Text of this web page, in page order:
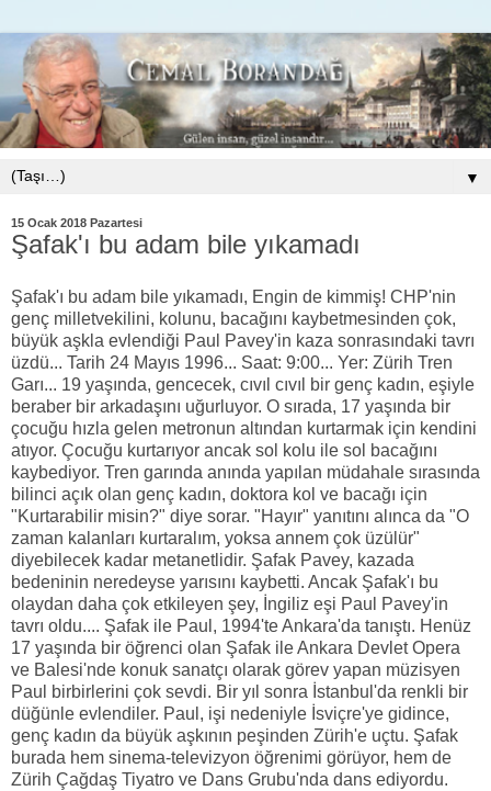
▼
15 Ocak 2018 Pazartesi
Şafak'ı bu adam bile yıkamadı
Şafak'ı bu adam bile yıkamadı, Engin de kimmiş! CHP'nin
genç milletvekilini, kolunu, bacağını kaybetmesinden çok,
büyük aşkla evlendiği Paul Pavey'in kaza sonrasındaki tavrı
üzdü... Tarih 24 Mayıs 1996... Saat: 9:00... Yer: Zürih Tren
Garı... 19 yaşında, gencecek, cıvıl cıvıl bir genç kadın, eşiyle
beraber bir arkadaşını uğurluyor. O sırada, 17 yaşında bir
çocuğu hızla gelen metronun altından kurtarmak için kendini
atıyor. Çocuğu kurtarıyor ancak sol kolu ile sol bacağını
kaybediyor. Tren garında anında yapılan müdahale sırasında
bilinci açık olan genç kadın, doktora kol ve bacağı için
"Kurtarabilir misin?" diye sorar. "Hayır" yanıtını alınca da "O
zaman kalanları kurtaralım, yoksa annem çok üzülür"
diyebilecek kadar metanetlidir. Şafak Pavey, kazada
bedeninin neredeyse yarısını kaybetti. Ancak Şafak'ı bu
olaydan daha çok etkileyen şey, İngiliz eşi Paul Pavey'in
tavrı oldu.... Şafak ile Paul, 1994'te Ankara'da tanıştı. Henüz
17 yaşında bir öğrenci olan Şafak ile Ankara Devlet Opera
ve Balesi'nde konuk sanatçı olarak görev yapan müzisyen
Paul birbirlerini çok sevdi. Bir yıl sonra İstanbul'da renkli bir
düğünle evlendiler. Paul, işi nedeniyle İsviçre'ye gidince,
genç kadın da büyük aşkının peşinden Zürih'e uçtu. Şafak
burada hem sinema-televizyon öğrenimi görüyor, hem de
Zürih Çağdaş Tiyatro ve Dans Grubu'nda dans ediyordu.